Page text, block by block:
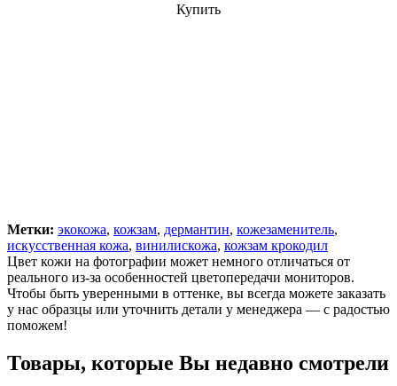
Купить
Метки: экокожа, кожзам, дермантин, кожезаменитель,
искусственная кожа, винилискожа, кожзам крокодил
Цвет кожи на фотографии может немного отличаться от
реального из-за особенностей цветопередачи мониторов.
Чтобы быть уверенными в оттенке, вы всегда можете заказать
у нас образцы или уточнить детали у менеджера — с радостью
поможем!
Товары, которые Вы недавно смотрели